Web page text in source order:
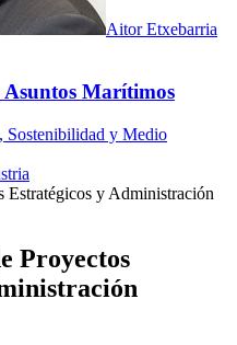
Aitor Etxebarria
Asuntos Marítimos
Sostenibilidad y Medio
Estratégicos y Administración
Proyectos